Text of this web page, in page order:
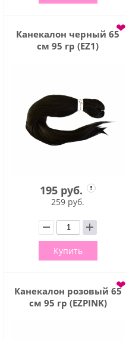
Канекалон черный 65
см 95 гр (EZ1)
❤
195 руб.
259 руб.
Купить
Канекалон розовый 65
см 95 гр (EZPINK)
❤